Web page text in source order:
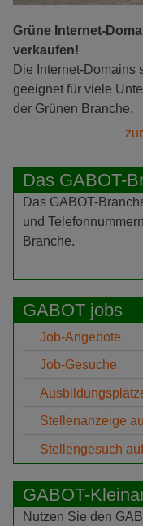
Grüne Internet-
verkaufen!
Die Internet-Domains
geeignet für viele
der Grünen Branche.
Das GABOT-
Das GABOT-
und
Branche.
GABOT jobs
Job-Angebote
Job-Gesuche
Stellenanzeige
Stellengesuch
GABOT-
Nutzen Sie den